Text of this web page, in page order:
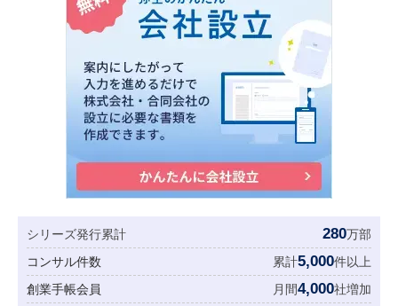
シリーズ発行累計 280万部
コンサル件数
累計5,000件以上
創業手帳会員
月間4,000社増加